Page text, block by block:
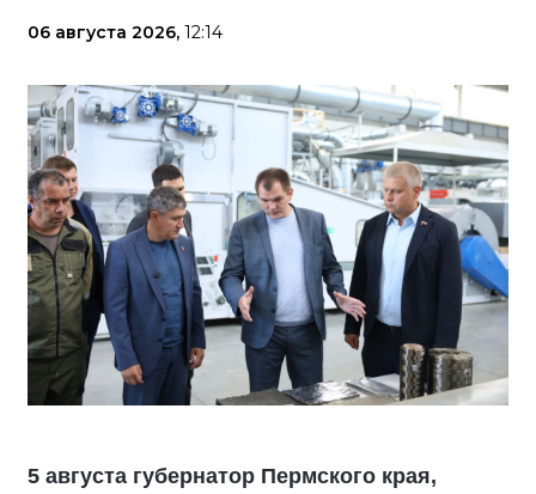
06 августа 2026, 12:14
5 августа губернатор Пермского края,